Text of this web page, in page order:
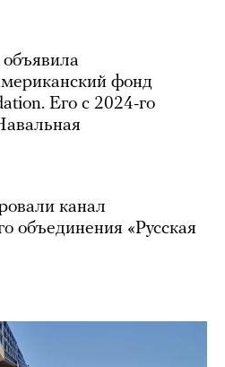
фонд
Его с 2024-го
канал
объединения «Русская